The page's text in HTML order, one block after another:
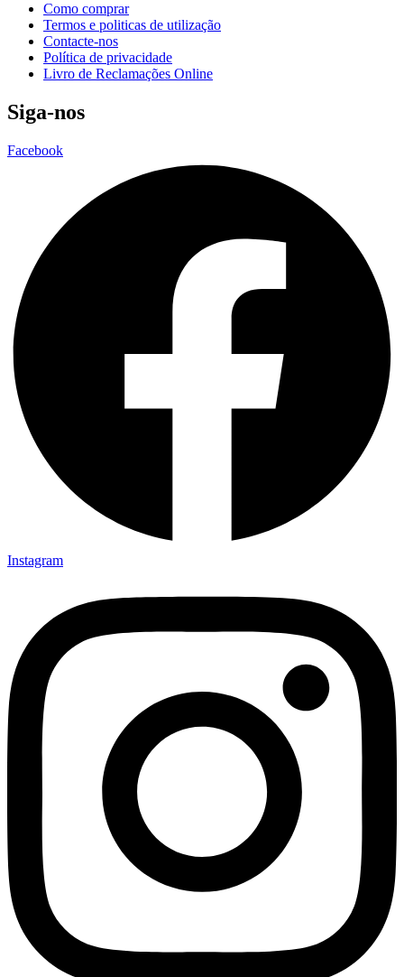
Como comprar
Termos e politicas de utilização
Contacte-nos
Política de privacidade
Livro de Reclamações Online
Siga-nos
Facebook
Instagram